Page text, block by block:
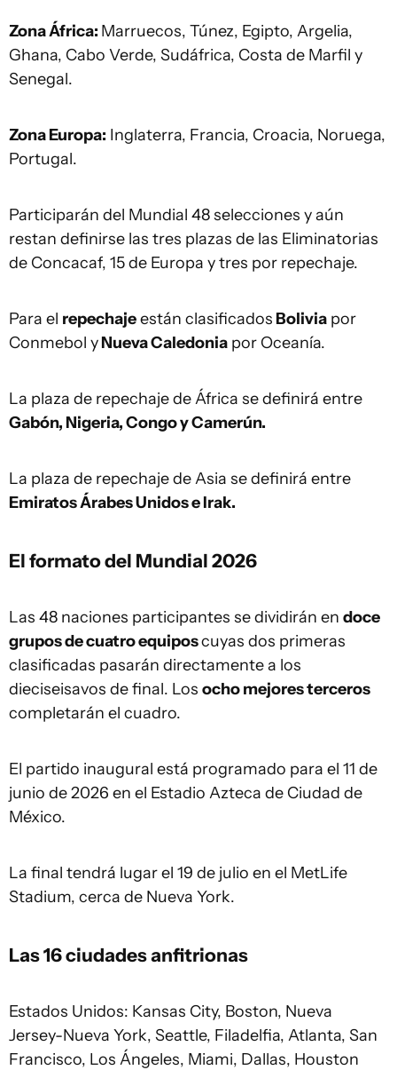
Zona África: Marruecos, Túnez, Egipto, Argelia,
Ghana, Cabo Verde, Sudáfrica, Costa de Marfil y
Senegal.
Zona Europa: Inglaterra, Francia, Croacia, Noruega,
Portugal.
Participarán del Mundial 48 selecciones y aún
restan definirse las tres plazas de las Eliminatorias
de Concacaf, 15 de Europa y tres por repechaje.
Para el repechajeestán clasificados Bolivia por
Conmebol yNueva Caledonia por Oceanía.
La plaza de repechaje de África se definirá entre
Gabón, Nigeria, Congo y Camerún.
La plaza de repechaje de Asia se definirá entre
Emiratos Árabes Unidos e Irak.
El formato del Mundial 2026
Las 48 naciones participantes se dividirán en doce
grupos de cuatro equiposcuyas dos primeras
clasificadas pasarán directamente a los
dieciseisavos de final. Los ocho mejores terceros
completarán el cuadro.
El partido inaugural está programado para el 11 de
junio de 2026 en el Estadio Azteca de Ciudad de
México.
La final tendrá lugar el 19 de julio en el MetLife
Stadium, cerca de Nueva York.
Las 16 ciudades anfitrionas
Estados Unidos: Kansas City, Boston, Nueva
Jersey-Nueva York, Seattle, Filadelfia, Atlanta, San
Francisco, Los Ángeles, Miami, Dallas, Houston